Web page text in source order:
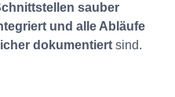
sauber
und alle Abläufe
dokumentiert sind.